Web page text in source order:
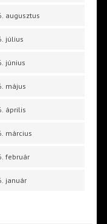
augusztus
július
június
május
április
március
február
január